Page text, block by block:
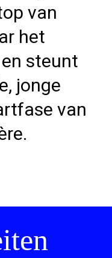
van
het
steunt
jonge
van